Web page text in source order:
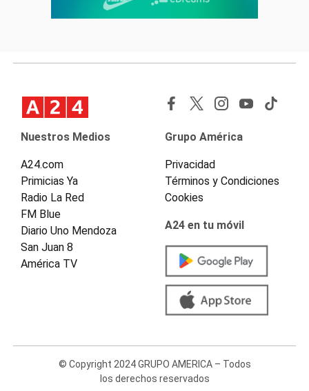
Nuestros Medios
A24.com
Primicias Ya
Radio La Red
FM Blue
Diario Uno Mendoza
San Juan 8
América TV
Grupo América
Privacidad
Términos y Condiciones
Cookies
A24 en tu móvil
© Copyright 2024 GRUPO AMERICA – Todos
los derechos reservados